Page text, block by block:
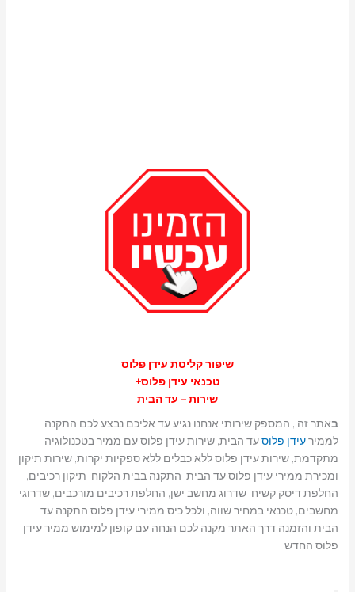
שיפור קליטת עידן פלוס
טכנאי עידן פלוס+
שירות – עד הבית
באתר זה , המספק שירותי אנחנו נגיע עד אליכם נבצע לכם התקנה
לממירעידן פלוסעד הבית, שירות עידן פלוס עם ממיר בטכנולוגיה
מתקדמת, שירות עידן פלוס ללא כבלים ללא ספקיות יקרות, שירות תיקון
ומכירת ממירי עידן פלוס עד הבית, התקנה בבית הלקוח, תיקון רכיבים,
החלפת דיסק קשיח, שדרוג מחשב ישן, החלפת רכיבים מורכבים, שדרוגי
מחשבים, טכנאי במחיר שווה, ולכל כיס ממירי עידן פלוס התקנה עד
הבית והזמנה דרך האתר מקנה לכם הנחה עם קופון למימוש ממיר עידן
פלוס החדש